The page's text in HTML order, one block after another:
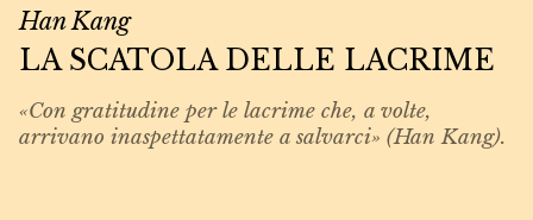
Han Kang
LA SCATOLA DELLE LACRIME
«Con gratitudine per le lacrime che, a volte,
arrivano inaspettatamente a salvarci» (Han Kang).